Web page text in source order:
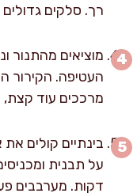
רך. סלקים גדולים
העטיפה. הקירור
מרככים עוד
דקות. מערבבים